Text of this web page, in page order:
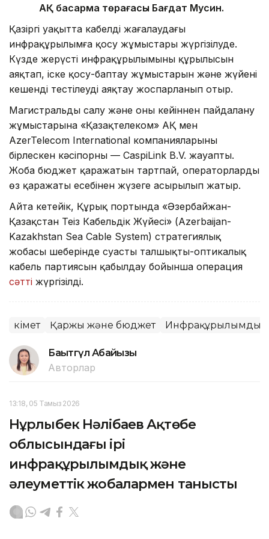
АҚ басқарма төрағасы Бағдат Мусин.
Қазіргі уақытта кабелді жағалаудағы
инфрақұрылымға қосу жұмыстары жүргізілуде.
Күзде жерүсті инфрақұрылымының құрылысын
аяқтап, іске қосу-баптау жұмыстарын және жүйені
кешенді тестілеуді аяқтау жоспарланып отыр.
Магистральды салу және оны кейіннен пайдалану
жұмыстарына «Қазақтелеком» АҚ мен
AzerTelecom International компанияларының
бірлескен кәсіпорны — CaspiLink B.V. жауапты.
Жоба бюджет қаражатын тартпай, операторлардың
өз қаражаты есебінен жүзеге асырылып жатыр.
Айта кетейік, Құрық портында «Әзербайжан-
Қазақстан Теңіз Кабельдік Жүйесі» (Azerbaijan-
Kazakhstan Sea Cable System) стратегиялық
жобасы шеңберінде суасты талшықты-оптикалық
кабель партиясын қабылдау бойынша операция
сәтті жүргізілді.
Үкімет Қаржы және бюджет Инфрақұрылымдық
Бақытгүл Абайқызы
Авторлар
13:18, 05 Тамыз 2026
Нұрлыбек Нәлібаев Ақтөбе
облысындағы ірі
инфрақұрылымдық және
әлеуметтік жобалармен танысты